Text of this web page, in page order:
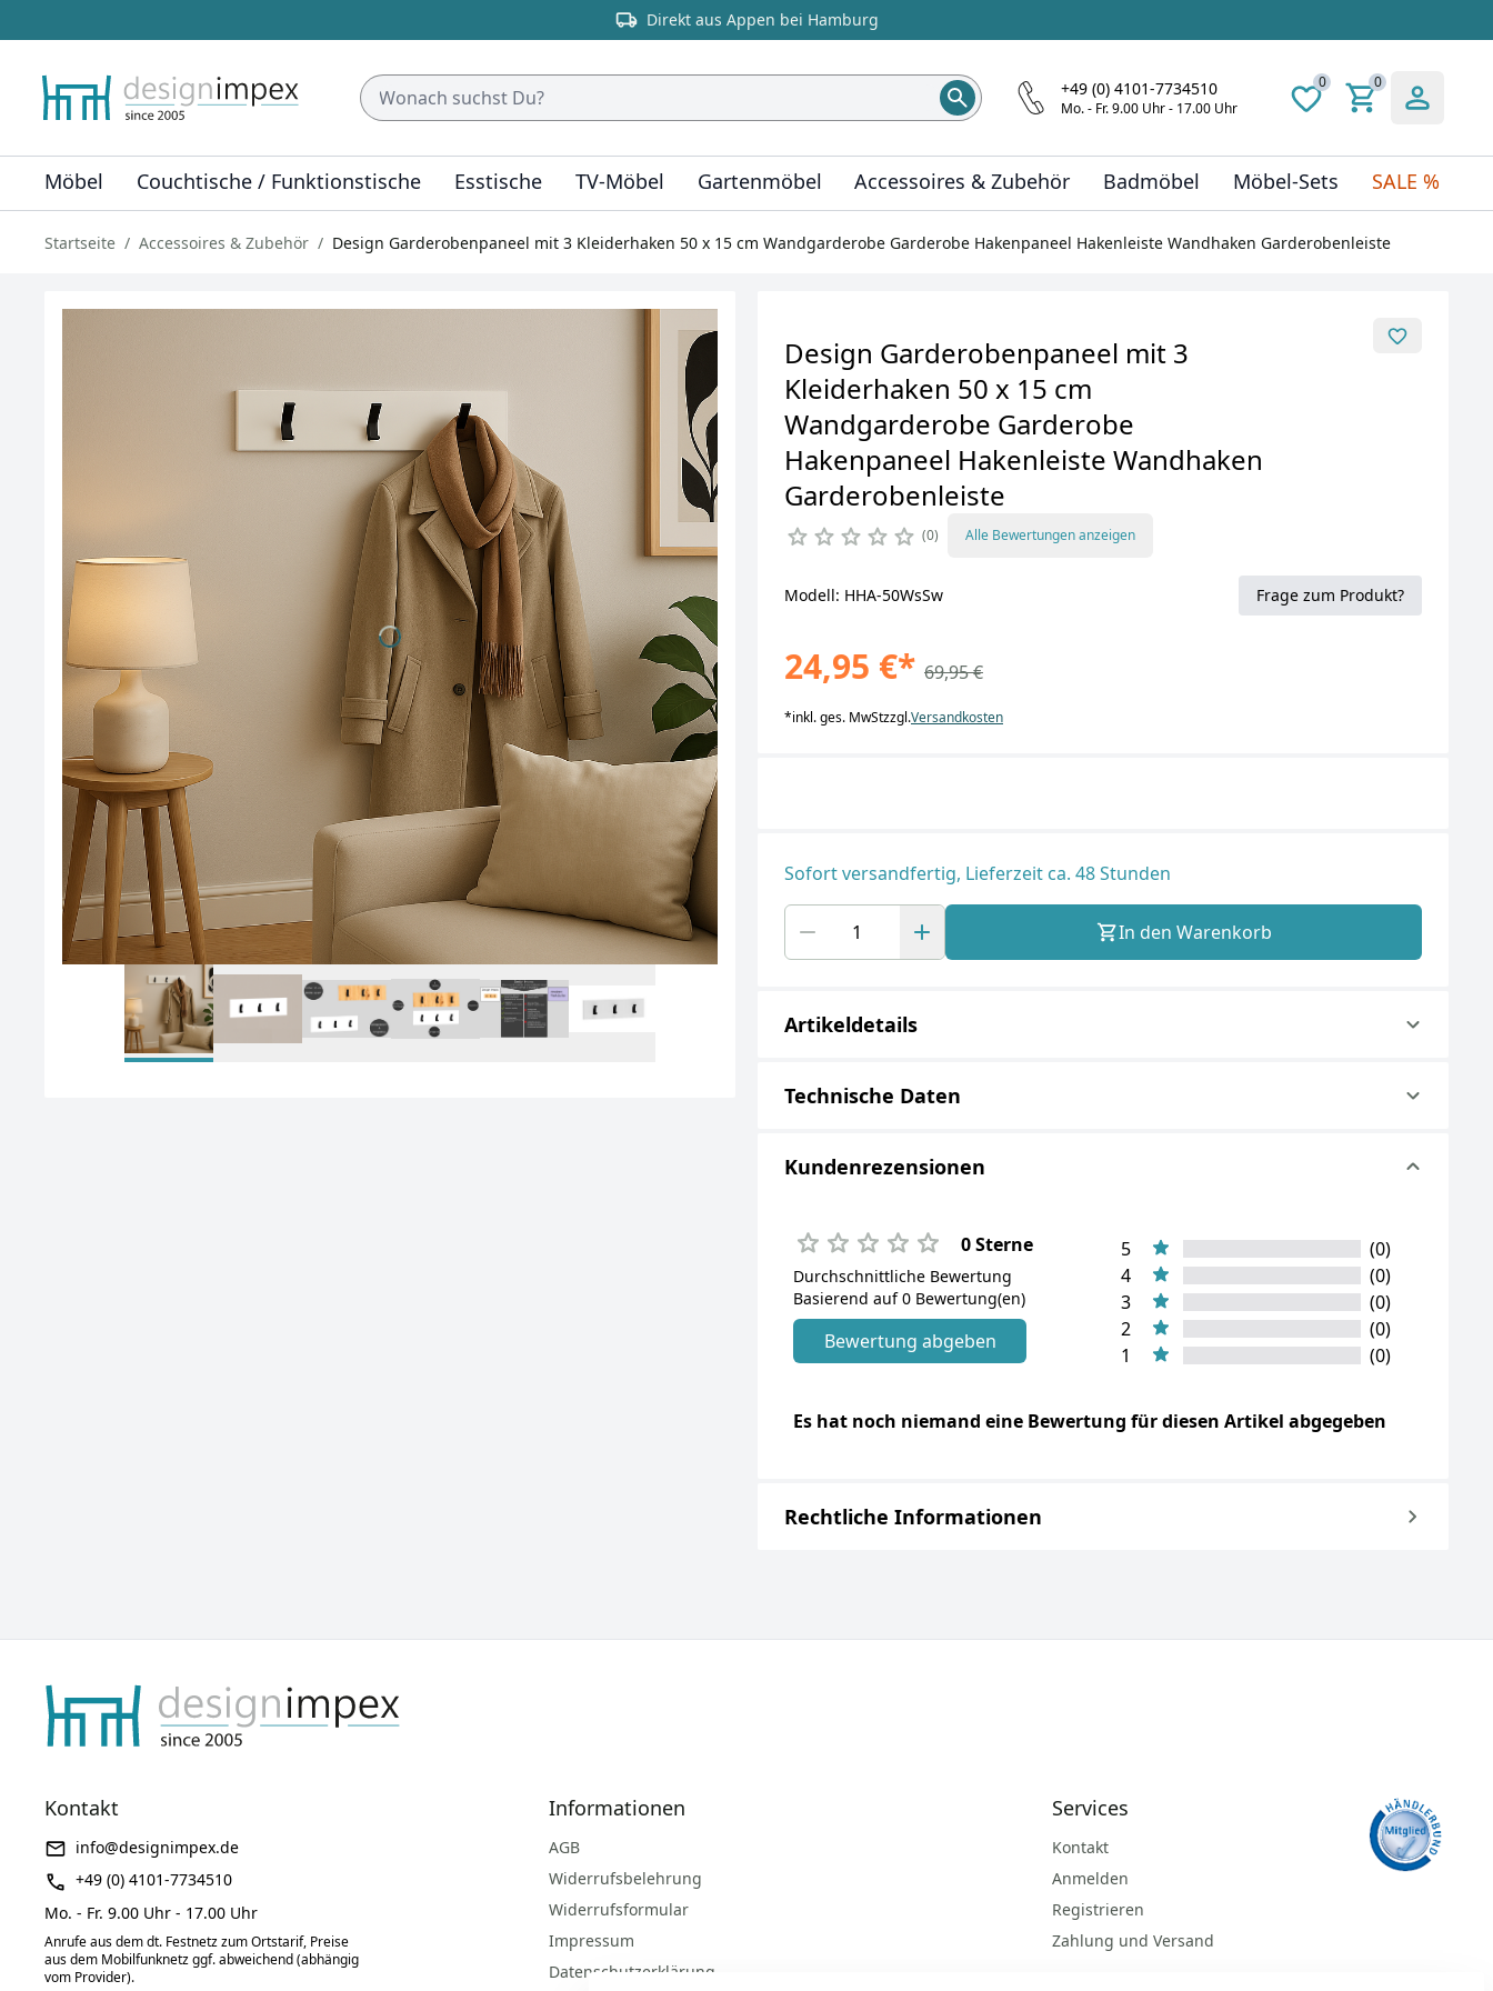
Direkt aus Appen bei Hamburg
+49 (0) 4101-7734510
Mo. - Fr. 9.00 Uhr - 17.00 Uhr
0 0
Möbel Couchtische / Funktionstische Esstische TV-Möbel Gartenmöbel Accessoires & Zubehör Badmöbel Möbel-Sets SALE %
Startseite Accessoires & Zubehör Design Garderobenpaneel mit 3 Kleiderhaken 50 x 15 cm Wandgarderobe Garderobe Hakenpaneel Hakenleiste Wandhaken Garderobenleiste
Design Garderobenpaneel mit 3
Kleiderhaken 50 x 15 cm
Wandgarderobe Garderobe
Hakenpaneel Hakenleiste Wandhaken
Garderobenleiste
0 Alle Bewertungen anzeigen
Modell: HHA-50WsSw Frage zum Produkt?
24,95 €* 69,95 €
*inkl. ges. MwStzzgl.Versandkosten
Sofort versandfertig, Lieferzeit ca. 48 Stunden
In den Warenkorb
Artikeldetails
Technische Daten
Kundenrezensionen
0 Sterne
Durchschnittliche Bewertung
Basierend auf 0 Bewertung(en)
Bewertung abgeben
5
(0)
4
(0)
3
(0)
2
(0)
1
(0)
Es hat noch niemand eine Bewertung für diesen Artikel abgegeben
Rechtliche Informationen
Kontakt
info@designimpex.de
+49 (0) 4101-7734510
Mo. - Fr. 9.00 Uhr - 17.00 Uhr
Anrufe aus dem dt. Festnetz zum Ortstarif, Preise
aus dem Mobilfunknetz ggf. abweichend (abhängig
vom Provider).
Informationen
AGB
Widerrufsbelehrung
Widerrufsformular
Impressum
Datenschutzerklärung
Services
Kontakt
Anmelden
Registrieren
Zahlung und Versand